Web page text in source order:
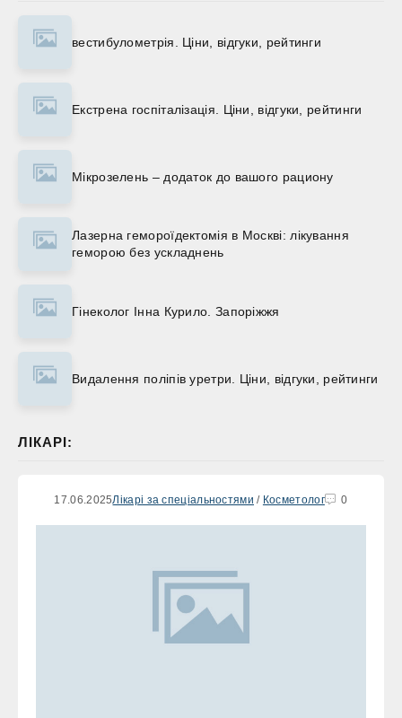
вестибулометрія. Ціни, відгуки, рейтинги
Екстрена госпіталізація. Ціни, відгуки, рейтинги
Мікрозелень – додаток до вашого рациону
Лазерна гемороїдектомія в Москві: лікування
геморою без ускладнень
Гінеколог Інна Курило. Запоріжжя
Видалення поліпів уретри. Ціни, відгуки, рейтинги
ЛІКАРІ:
17.06.2025Лікарі за спеціальностями / Косметолог 0